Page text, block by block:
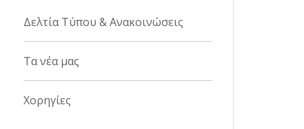
Δελτία Τύπου & Ανακοινώσεις
Τα νέα μας
Χορηγίες